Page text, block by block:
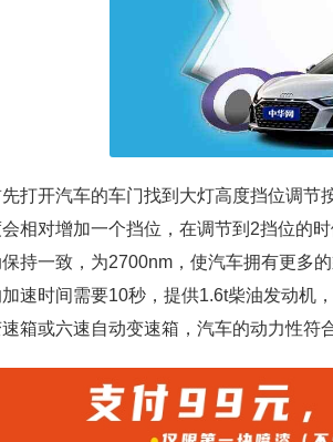
打开汽车的车门找到大灯高度挡位调节
相对增加一个挡位，在调节到2挡位的
持一致，为2700nm，使汽车拥有更多
速时间需要10秒，提供1.6t柴油发动机
箱或六速自动变速箱，汽车的动力性符